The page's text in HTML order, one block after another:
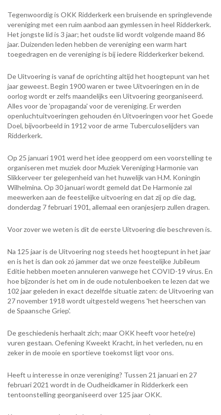
Tegenwoordig is OKK Ridderkerk een bruisende en springlevende
vereniging met een ruim aanbod aan gymlessen in heel Ridderkerk.
Het jongste lid is 3 jaar; het oudste lid wordt volgende maand 86
jaar. Duizenden leden hebben de vereniging een warm hart
toegedragen en de vereniging is bij iedere Ridderkerker bekend.
De Uitvoering is vanaf de oprichting altijd het hoogtepunt van het
jaar geweest. Begin 1900 waren er twee Uitvoeringen en in de
oorlog wordt er zelfs maandelijks een Uitvoering georganiseerd.
Alles voor de 'propaganda' voor de vereniging. Er werden
openluchtuitvoeringen gehouden én Uitvoeringen voor het Goede
Doel, bijvoorbeeld in 1912 voor de arme Tuberculoselijders van
Ridderkerk.
Op 25 januari 1901 werd het idee geopperd om een voorstelling te
organiseren met muziek door Muziek Vereniging Harmonie van
Slikkerveer ter gelegenheid van het huwelijk van H.M. Koningin
Wilhelmina. Op 30 januari wordt gemeld dat De Harmonie zal
meewerken aan de feestelijke uitvoering en dat zij op die dag,
donderdag 7 februari 1901, allemaal een oranjesjerp zullen dragen.
Voor zover we weten is dit de eerste Uitvoering die beschreven is.
Na 125 jaar is de Uitvoering nog steeds het hoogtepunt in het jaar
en is het is dan ook zó jammer dat we onze feestelijke Jubileum
Editie hebben moeten annuleren vanwege het COVID-19 virus. En
hoe bijzonder is het om in de oude notulenboeken te lezen dat we
102 jaar geleden in exact dezelfde situatie zaten: de Uitvoering van
27 november 1918 wordt uitgesteld wegens 'het heerschen van
de Spaansche Griep'.
De geschiedenis herhaalt zich; maar OKK heeft voor hete(re)
vuren gestaan. Oefening Kweekt Kracht, in het verleden, nu en
zeker in de mooie en sportieve toekomst ligt voor ons.
Heeft u interesse in onze vereniging? Tussen 21 januari en 27
februari 2021 wordt in de Oudheidkamer in Ridderkerk een
tentoonstelling georganiseerd over 125 jaar OKK.